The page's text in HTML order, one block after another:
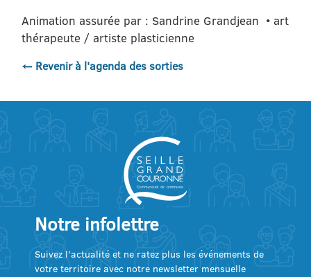
Animation assurée par : Sandrine Grandjean • art
thérapeute / artiste plasticienne
← Revenir à l'agenda des sorties
Notre infolettre
Suivez l’actualité et ne ratez plus les événements de
votre territoire avec notre newsletter mensuelle